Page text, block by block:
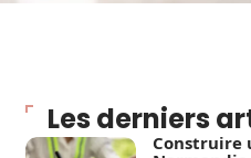
Les derniers
Construire